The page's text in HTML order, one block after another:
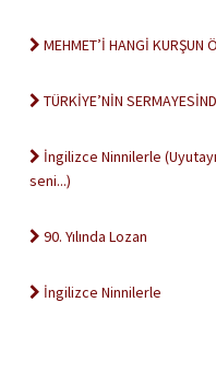
MEHMET’İ HANGİ KURŞUN
TÜRKİYE’NİN
İngilizce Ninnilerle
seni...)
90. Yılında Lozan
İngilizce Ninnilerle